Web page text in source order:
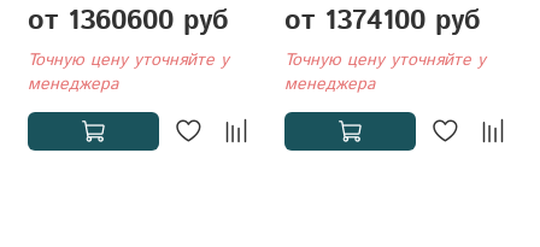
от 1360600 руб
Точную цену уточняйте у
менеджера
от 1374100 руб
Точную цену уточняйте у
менеджера